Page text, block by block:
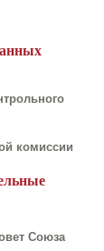
комиссии
Союза